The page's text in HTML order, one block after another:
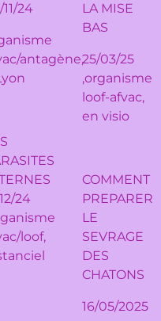
24
antagène,
24
loof,
LA MISE
BAS
25/03/25
,organisme
loof-afvac,
en visio
COMMENT
PREPARER
LE
SEVRAGE
DES
CHATONS
16/05/2025